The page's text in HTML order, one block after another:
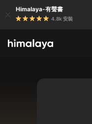
Himalaya-有聲書
4.8k 安裝